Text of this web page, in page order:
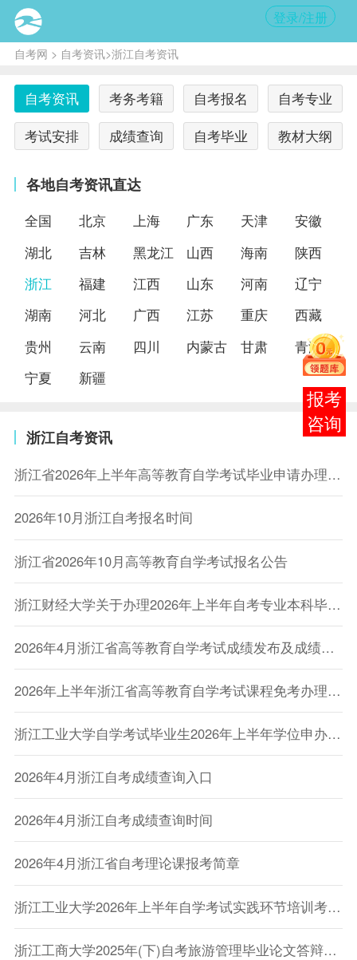
登录/注册
自考网 > 自考资讯>浙江自考资讯
自考资讯 考务考籍 自考报名
自考专业
考试安排
成绩查询 自考毕业 教材大纲
各地自考资讯直达
全国 北京 上海 广东 天津
安徽
湖北
吉林 黑龙江 山西 海南
陕西
浙江
福建 江西 山东 河南
辽宁
湖南
河北 广西 江苏 重庆
西藏
贵州
云南 四川 内蒙古 甘肃
青海
宁夏
新疆
浙江自考资讯
浙江省2026年上半年高等教育自学考试毕业申请办理公告
2026年10月浙江自考报名时间
浙江省2026年10月高等教育自学考试报名公告
​浙江财经大学关于办理2026年上半年自考专业本科毕业生学士学位申请的通知
2026年4月浙江省高等教育自学考试成绩发布及成绩查对事宜通告
2026年上半年浙江省高等教育自学考试课程免考办理公告
浙江工业大学自学考试毕业生2026年上半年学位申办通知
2026年4月浙江自考成绩查询入口
2026年4月浙江自考成绩查询时间
2026年4月浙江省自考理论课报考简章
浙江工业大学2026年上半年自学考试实践环节培训考核安排的通知
浙江工商大学2025年(下)自考旅游管理毕业论文答辩安排已公布
在线
客服